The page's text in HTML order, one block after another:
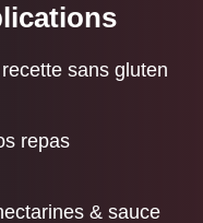
sans gluten
repas
& sauce